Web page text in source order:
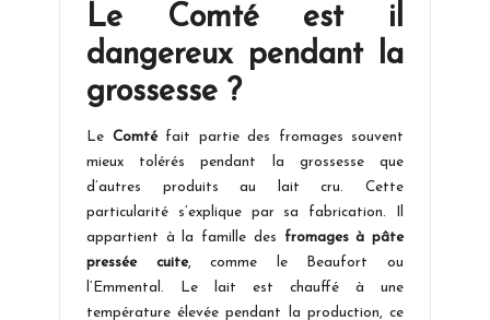
Le Comté est il
dangereux pendant la
grossesse ?
Le Comtéfait partie des fromages souvent
mieux tolérés pendant la grossesse que
d’autres produits au lait cru. Cette
particularité s’explique par sa fabrication. Il
appartient à la famille des
fromages à pâte
pressée cuite, comme le Beaufort ou
l’Emmental. Le lait est chauffé à une
température élevée pendant la production, ce